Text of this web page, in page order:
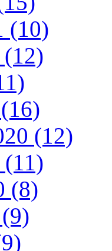
(10)
(12)
(12)
(11)
(8)